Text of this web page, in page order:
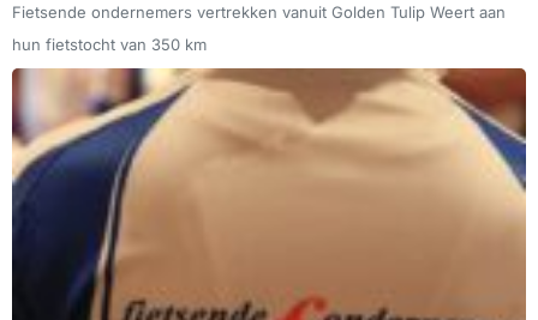
Fietsende ondernemers vertrekken vanuit Golden Tulip Weert aan
hun fietstocht van 350 km